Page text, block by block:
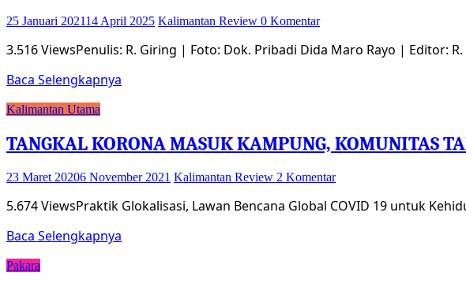
25 Januari 202114 April 2025 Kalimantan Review 0 Komentar
3.516 ViewsPenulis: R. Giring | Foto: Dok. Pribadi Dida Maro Rayo | Editor:
Baca Selengkapnya
Kalimantan Utama
TANGKAL KORONA MASUK KAMPUNG, KOMUNITAS
23 Maret 20206 November 2021 Kalimantan Review 2 Komentar
5.674 ViewsPraktik Glokalisasi, Lawan Bencana Global COVID 19 untuk
Baca Selengkapnya
Pakara